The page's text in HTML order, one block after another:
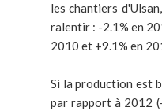
les chantiers
ralentir : -2.1% en
2010 et +9.1% en
Si la production est
par rapport à 2012